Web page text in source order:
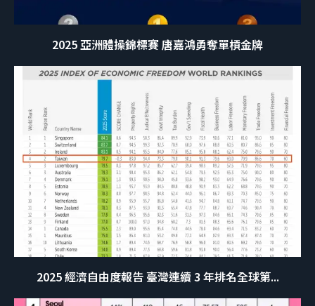
2025 亞洲體操錦標賽 唐嘉鴻勇奪單槓金牌
2025 經濟自由度報告 臺灣連續 3 年排名全球第...